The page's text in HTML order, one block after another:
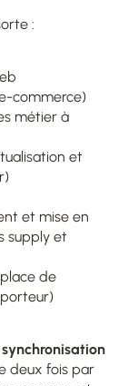
:
commerce)
métier à
et
et mise en
supply et
de
deux fois par